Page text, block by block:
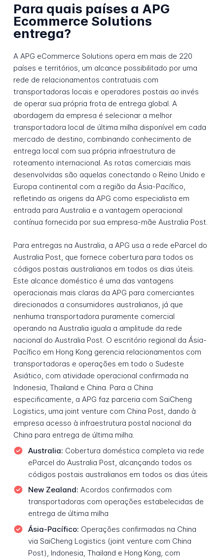
Para quais países a APG
Ecommerce Solutions
entrega?
A APG eCommerce Solutions opera em mais de 220
países e territórios, um alcance possibilitado por uma
rede de relacionamentos contratuais com
transportadoras locais e operadores postais ao invés
de operar sua própria frota de entrega global. A
abordagem da empresa é selecionar a melhor
transportadora local de última milha disponível em cada
mercado de destino, combinando conhecimento de
entrega local com sua própria infraestrutura de
roteamento internacional. As rotas comerciais mais
desenvolvidas são aquelas conectando o Reino Unido e
Europa continental com a região da Ásia-Pacífico,
refletindo as origens da APG como especialista em
entrada para Australia e a vantagem operacional
contínua fornecida por sua empresa-mãe Australia Post.
Para entregas na Australia, a APG usa a rede eParcel do
Australia Post, que fornece cobertura para todos os
códigos postais australianos em todos os dias úteis.
Este alcance doméstico é uma das vantagens
operacionais mais claras da APG para comerciantes
direcionados a consumidores australianos, já que
nenhuma transportadora puramente comercial
operando na Australia iguala a amplitude da rede
nacional do Australia Post. O escritório regional da Ásia-
Pacífico em Hong Kong gerencia relacionamentos com
transportadoras e operações em todo o Sudeste
Asiático, com atividade operacional confirmada na
Indonesia, Thailand e China. Para a China
especificamente, a APG faz parceria com SaiCheng
Logistics, uma joint venture com China Post, dando à
empresa acesso à infraestrutura postal nacional da
China para entrega de última milha.
Australia: Cobertura doméstica completa via rede
eParcel do Australia Post, alcançando todos os
códigos postais australianos em todos os dias úteis
New Zealand: Acordos confirmados com
transportadoras com operações estabelecidas de
entrega de última milha
Ásia-Pacífico: Operações confirmadas na China
via SaiCheng Logistics (joint venture com China
Post), Indonesia, Thailand e Hong Kong, com